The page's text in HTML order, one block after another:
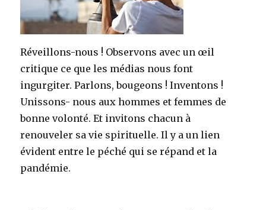
Réveillons-nous ! Observons avec un œil
critique ce que les médias nous font
ingurgiter. Parlons, bougeons ! Inventons !
Unissons- nous aux hommes et femmes de
bonne volonté. Et invitons chacun à
renouveler sa vie spirituelle. Il y a un lien
évident entre le péché qui se répand et la
pandémie.